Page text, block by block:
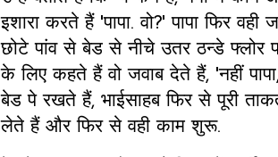
इशारा करते हैं 'पापा. वो?' पापा फिर
छोटे पांव से बेड से नीचे उतर ठन्डे फ्लोर
के लिए कहते हैं वो जवाब देते हैं, 'नहीं
बेड पे रखते हैं, भाईसाहब फिर से पूरी
लेते हैं और फिर से वही काम शुरू.